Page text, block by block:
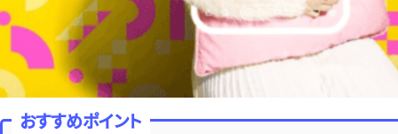
おすすめポイント